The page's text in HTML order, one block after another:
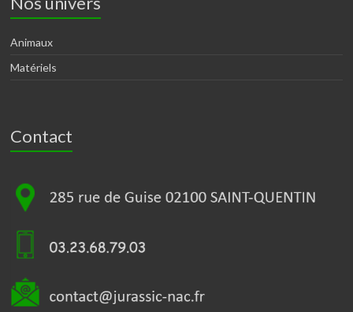
Animaux
Matériels
Contact